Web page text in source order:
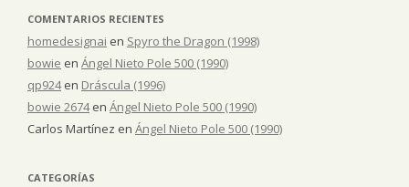
COMENTARIOS RECIENTES
homedesignai en Spyro the Dragon (1998)
bowie en Ángel Nieto Pole 500 (1990)
qp924en Dráscula (1996)
bowie 2674en Ángel Nieto Pole 500 (1990)
Carlos Martínez en Ángel Nieto Pole 500 (1990)
CATEGORÍAS